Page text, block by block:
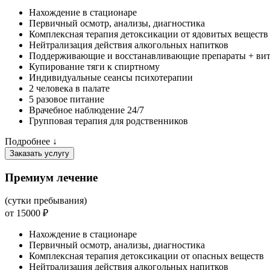
Нахождение в стационаре
Первичный осмотр, анализы, диагностика
Комплексная терапия детоксикации от ядовитых веществ
Нейтрализация действия алкогольных напитков
Поддерживающие и восстанавливающие препараты +
Купирование тяги к спиртному
Индивидуальные сеансы психотерапии
2 человека в палате
5 разовое питание
Врачебное наблюдение 24/7
Групповая терапия для родственников
Подробнее ↓
Заказать услугу
Премиум лечение
(сутки пребывания)
от 15000 ₽
Нахождение в стационаре
Первичный осмотр, анализы, диагностика
Комплексная терапия детоксикации от опасных веществ
Нейтрализация действия алкогольных напитков